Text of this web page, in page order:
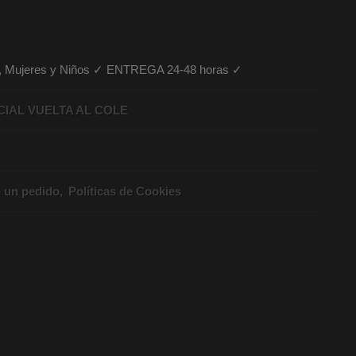
Mujeres y Niños ✓ ENTREGA 24-48 horas ✓
VUELTA AL COLE
un pedido Políticas de Cookies